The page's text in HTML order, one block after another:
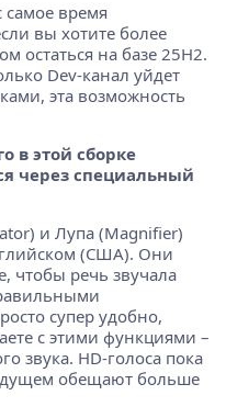
самое время
вы хотите более
остаться на базе 25H2.
Dev-канал уйдет
эта возможность
в этой сборке
через специальный
и Лупа (Magnifier)
(США). Они
чтобы речь звучала
супер удобно,
с этими функциями –
звука. HD-голоса пока
обещают больше